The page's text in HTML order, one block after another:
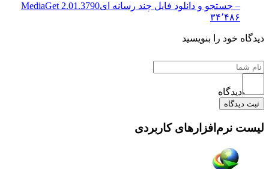
– جستجو و دانلود فایل چند رسانه ایMediaGet 2.01.3790
۳۴٬۴۸۶
خود را بنویسید
دیدگاه
دیدگاه
نرم‌افزارهای کاربردی